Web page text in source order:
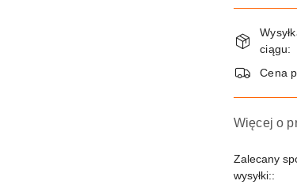
i
ciągu:
Cena
Więcej o
Zalecany
wysyłki::